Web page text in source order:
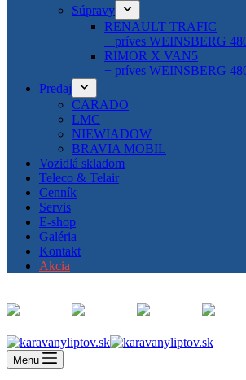
Súpravy
RENAULT TRAFIC
+ príves WEINSBERG
RIMOR X VAN5
+ príves WEINSBERG
Predaj
CARADO
LMC
NIEWIADOW
BRAVIA MOBIL
Vozidlá skladom
Teleco & Telair
Cenník
Servis
E-shop
Galéria
Kontakt
Akcia
Menu